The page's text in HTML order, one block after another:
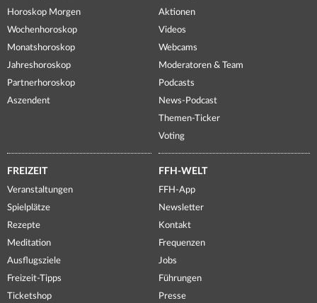
Horoskop Morgen
Wochenhoroskop
Monatshoroskop
Jahreshoroskop
Partnerhoroskop
Aszendent
Aktionen
Videos
Webcams
Moderatoren & Team
Podcasts
News-Podcast
Themen-Ticker
Voting
FREIZEIT
Veranstaltungen
Spielplätze
Rezepte
Meditation
Ausflugsziele
Freizeit-Tipps
Ticketshop
FFH-WELT
FFH-App
Newsletter
Kontakt
Frequenzen
Jobs
Führungen
Presse